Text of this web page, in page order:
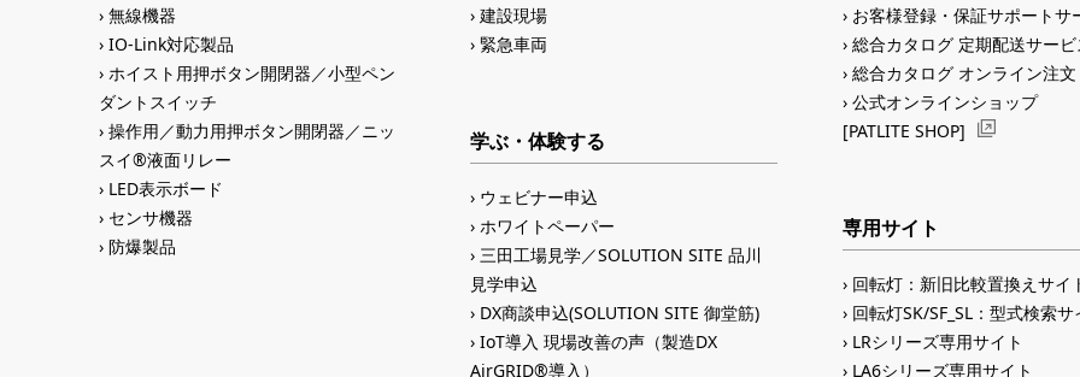
無線機器
IO-Link対応製品
ホイスト用押ボタン開閉器／小型ペン
ダントスイッチ
操作用／動力用押ボタン開閉器／ニッ
スイ®液面リレー
LED表示ボード
センサ機器
防爆製品
建設現場
緊急車両
学ぶ・体験する
ウェビナー申込
ホワイトペーパー
三田工場見学／SOLUTION SITE 品川
見学申込
DX商談申込(SOLUTION SITE 御堂筋)
IoT導入 現場改善の声（製造DX
AirGRID®導入）
お客様登録・保証サポートサ
総合カタログ 定期配送サー
総合カタログ オンライン注文
公式オンラインショップ
[PATLITE SHOP]
専用サイト
回転灯：新旧比較置換えサイ
回転灯SK/SF_SL：型式検索サ
LRシリーズ専用サイト
LA6シリーズ専用サイト